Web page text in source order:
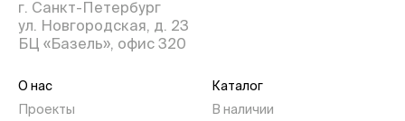
г. Санкт-Петербург
ул. Новгородская, д. 23
БЦ «Базель», офис 320
О нас
Проекты
Каталог
В наличии